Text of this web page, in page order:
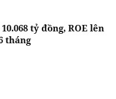
tỷ đồng, ROE lên
tháng